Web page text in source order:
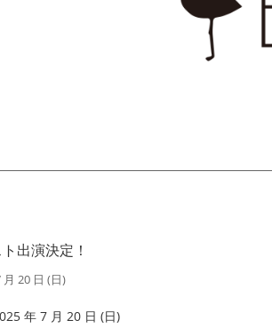
出演決定！
月 20 日 (日)
年 7 月 20 日 (日)